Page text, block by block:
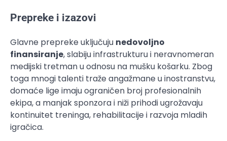
Prepreke i izazovi
Glavne prepreke uključuju nedovoljno
finansiranje, slabiju infrastrukturu i neravnomeran
medijski tretman u odnosu na mušku košarku. Zbog
toga mnogi talenti traže angažmane u inostranstvu,
domaće lige imaju ograničen broj profesionalnih
ekipa, a manjak sponzora i niži prihodi ugrožavaju
kontinuitet treninga, rehabilitacije i razvoja mladih
igračica.